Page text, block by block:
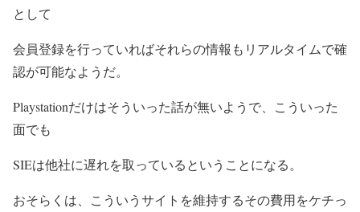
として
会員登録を行っていればそれらの情報もリアルタイムで確
認が可能なようだ。
Playstationだけはそういった話が無いようで、こういった
面でも
SIEは他社に遅れを取っているということになる。
おそらくは、こういうサイトを維持するその費用をケチっ